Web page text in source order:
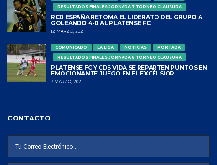
RESULTADOS FINALES JORNADA 7 TORNEO CLAUSURA
RCD ESPAÑA RETOMA EL LIDERATO DEL GRUPO A
GOLEANDO 4-0 AL PLATENSE FC
12 MARZO, 2021
COMUNICADO LA LIGA NOTICIAS
PORTADA
RESULTADOS FINALES JORNADA 6 TORNEO CLAUSURA
PLATENSE FC Y CDS VIDA SE REPARTEN PUNTOS EN
EMOCIONANTE JUEGO EN EL EXCÉLSIOR
7 MARZO, 2021
CONTACTO